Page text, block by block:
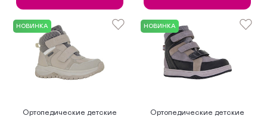
НОВИНКА
Ортопедические детские
НОВИНКА
Ортопедические детские